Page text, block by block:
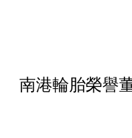
南港輪胎榮譽